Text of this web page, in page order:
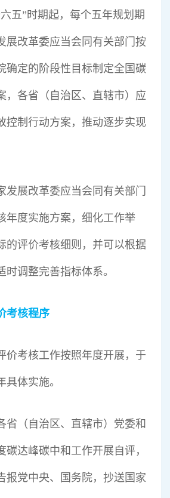
五”时期起，每个五年规划期
展改革委应当会同有关部门按
确定的阶段性目标制定全国碳
，各省（自治区、直辖市）应
控制行动方案，推动逐步实现
展改革委应当会同有关部门
年度实施方案，细化工作举
的评价考核细则，并可以根据
时调整完善指标体系。
考核程序
考核工作按照年度开展，于
体实施。
（自治区、直辖市）党委和
碳达峰碳中和工作开展自评，
报党中央、国务院，抄送国家